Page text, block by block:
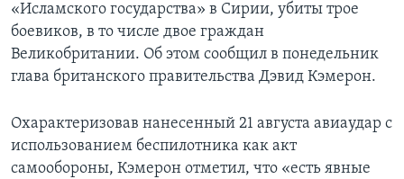
«Исламского государства» в Сирии, убиты трое
боевиков, в то числе двое граждан
Великобритании. Об этом сообщил в понедельник
глава британского правительства Дэвид Кэмерон.
Охарактеризовав нанесенный 21 августа авиаудар с
использованием беспилотника как акт
самообороны, Кэмерон отметил, что «есть явные